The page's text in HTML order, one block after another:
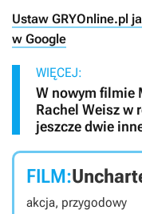
Ustaw GRYOnline.pl
w Google
WIĘCEJ:
W nowym filmie
Rachel Weisz w
jeszcze dwie
FILM:
akcja, przygodowy